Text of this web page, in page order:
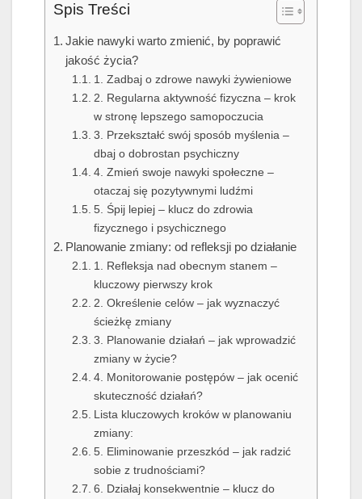
Spis Treści
Jakie nawyki warto zmienić, by poprawić
jakość życia?
1. Zadbaj o zdrowe nawyki żywieniowe
2. Regularna aktywność fizyczna – krok
w stronę lepszego samopoczucia
3. Przekształć swój sposób myślenia –
dbaj o dobrostan psychiczny
4. Zmień swoje nawyki społeczne –
otaczaj się pozytywnymi ludźmi
5. Śpij lepiej – klucz do zdrowia
fizycznego i psychicznego
Planowanie zmiany: od refleksji po działanie
1. Refleksja nad obecnym stanem –
kluczowy pierwszy krok
2. Określenie celów – jak wyznaczyć
ścieżkę zmiany
3. Planowanie działań – jak wprowadzić
zmiany w życie?
4. Monitorowanie postępów – jak ocenić
skuteczność działań?
Lista kluczowych kroków w planowaniu
zmiany:
5. Eliminowanie przeszkód – jak radzić
sobie z trudnościami?
6. Działaj konsekwentnie – klucz do